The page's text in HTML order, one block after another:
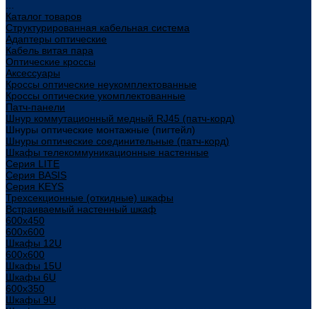
Каталог товаров
Структурированная кабельная система
Адаптеры оптические
Кабель витая пара
Оптические кроссы
Аксессуары
Кроссы оптические неукомплектованные
Кроссы оптические укомплектованные
Патч-панели
Шнур коммутационный медный RJ45 (патч-корд)
Шнуры оптические монтажные (пигтейл)
Шнуры оптические соединительные (патч-корд)
Шкафы телекоммуникационные настенные
Cерия LITE
Cерия BASIS
Cерия KEYS
Трехсекционные (откидные) шкафы
Встраиваемый настенный шкаф
600x450
600x600
Шкафы 12U
600x600
Шкафы 15U
Шкафы 6U
600x350
Шкафы 9U